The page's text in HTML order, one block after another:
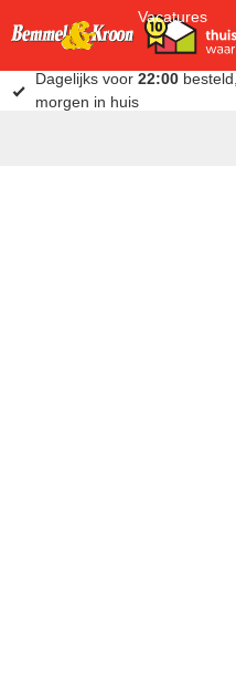
Vacatures
Dagelijks voor22:00 besteld,
morgen in huis